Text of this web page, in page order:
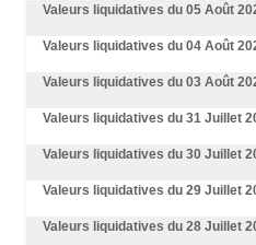
Valeurs liquidatives du 05 Août
Valeurs liquidatives du 04 Août
Valeurs liquidatives du 03 Août
Valeurs liquidatives du 31 Juillet
Valeurs liquidatives du 30 Juillet
Valeurs liquidatives du 29 Juillet
Valeurs liquidatives du 28 Juillet